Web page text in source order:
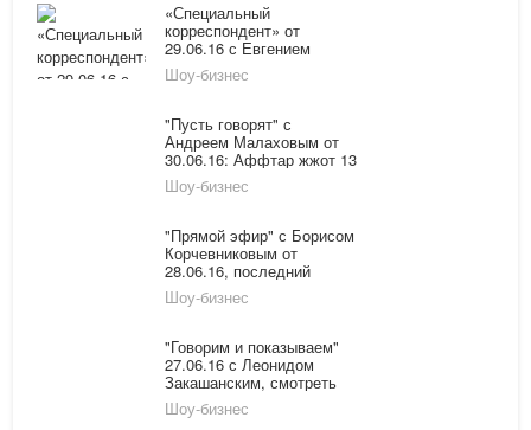
«Специальный
корреспондент» от
29.06.16 с Евгением
Поповым: последний
выпуск смотреть онлайн
Шоу-бизнес
"Пусть говорят" с
Андреем Малаховым от
30.06.16: Аффтар жжот 13
Шоу-бизнес
"Прямой эфир" с Борисом
Корчевниковым от
28.06.16, последний
выпуск онлайн:
подопытные добровольцы
Шоу-бизнес
"Говорим и показываем"
27.06.16 с Леонидом
Закашанским, смотреть
онлайн последний
выпуск: Любовник вместо
Шоу-бизнес